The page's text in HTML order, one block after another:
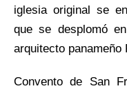
iglesia original se
que se desplomó
arquitecto panameño
Convento de San